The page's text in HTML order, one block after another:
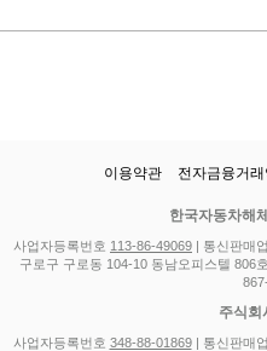
이용약관 전자금융거
한국자동차해
사업자등록번호 113-86-49069 | 통신판매
구로구 구로동 104-10 동남오피스텔 806
주식회
사업자등록번호 348-88-01869| 통신판매